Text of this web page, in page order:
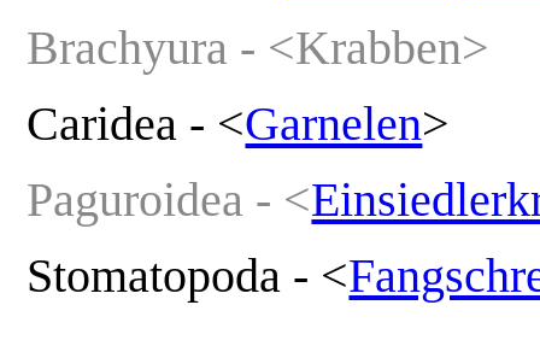
Brachyura - <Krabben>
Caridea - <Garnelen>
Paguroidea - <
Stomatopoda - <